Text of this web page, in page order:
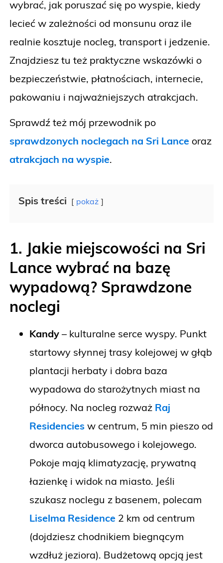
wybrać, jak poruszać się po wyspie, kiedy
lecieć w zależności od monsunu oraz ile
realnie kosztuje nocleg, transport i jedzenie.
Znajdziesz tu też praktyczne wskazówki o
bezpieczeństwie, płatnościach, internecie,
pakowaniu i najważniejszych atrakcjach.
Sprawdź też mój przewodnik po
sprawdzonych noclegach na Sri Lance oraz
atrakcjach na wyspie.
Spis treści pokaż
1. Jakie miejscowości na Sri
Lance wybrać na bazę
wypadową? Sprawdzone
noclegi
Kandy – kulturalne serce wyspy. Punkt
startowy słynnej trasy kolejowej w głąb
plantacji herbaty i dobra baza
wypadowa do starożytnych miast na
północy. Na nocleg rozważ Raj
Residencies w centrum, 5 min pieszo od
dworca autobusowego i kolejowego.
Pokoje mają klimatyzację, prywatną
łazienkę i widok na miasto. Jeśli
szukasz noclegu z basenem, polecam
Liselma Residence 2 km od centrum
(dojdziesz chodnikiem biegnącym
wzdłuż jeziora). Budżetową opcją jest